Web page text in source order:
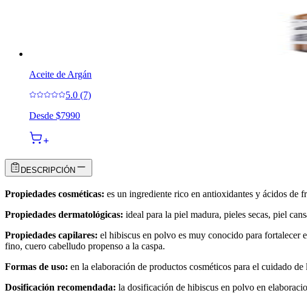
Aceite de Argán
5.0 (7)
Desde $7990
DESCRIPCIÓN
Propiedades cosméticas: es un ingrediente rico en antioxidantes y ácidos de
Propiedades dermatológicas: ideal para la piel madura, pieles secas, piel
Propiedades capilares: el hibiscus en polvo es muy conocido para
fino, cuero cabelludo propenso a la caspa.
Formas de uso: en la elaboración de productos cosméticos para el cuidado
Dosificación recomendada: la dosificación de hibiscus en polvo en